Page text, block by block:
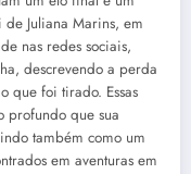
Juliana Marins, em
nas redes sociais,
descrevendo a perda
que foi tirado. Essas
profundo que sua
também como um
em aventuras em